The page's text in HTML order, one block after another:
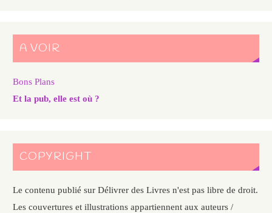
A VOIR
Bons Plans
Et la pub, elle est où ?
COPYRIGHT
Le contenu publié sur Délivrer des Livres n'est pas libre de droit.
Les couvertures et illustrations appartiennent aux auteurs /